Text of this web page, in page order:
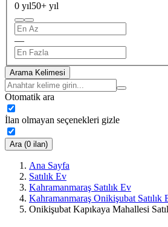
0 yıl50+ yıl
—
Arama Kelimesi
Otomatik ara
İlan olmayan seçenekleri gizle
Ara (0 ilan)
Ana Sayfa
Satılık Ev
Kahramanmaraş Satılık Ev
Kahramanmaraş Onikişubat Satılık
Onikişubat Kapıkaya Mahallesi